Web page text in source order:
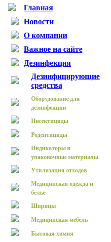
Главная
Новости
О компании
Важное на сайте
Дезинфекция
Дезинфицирующие
средства
Оборудование для
дезинфекции
Инсектициды
Родентициды
Индикаторы и
упаковочные материалы
Утилизация отходов
Медицинская одежда и
белье
Шприцы
Медицинская мебель
Бытовая химия